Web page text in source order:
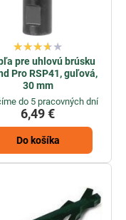
pre uhlovú brúsku
Pro RSP41, guľová,
30 mm
do 5 pracovných dní
6,49 €
Do košíka